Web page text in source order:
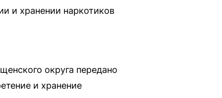
и хранении наркотиков
округа передано
и хранение